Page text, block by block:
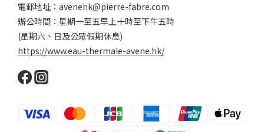
電郵地址：avenehk@pierre-fabre.com
辦公時間：星期一至五早上十時至下午五時
(星期六、日及公眾假期休息)
https://www.eau-thermale-avene.hk/